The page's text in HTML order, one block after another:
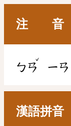
注 音
ㄅㄢ
ˇ
ㄧㄢ
漢語拼音